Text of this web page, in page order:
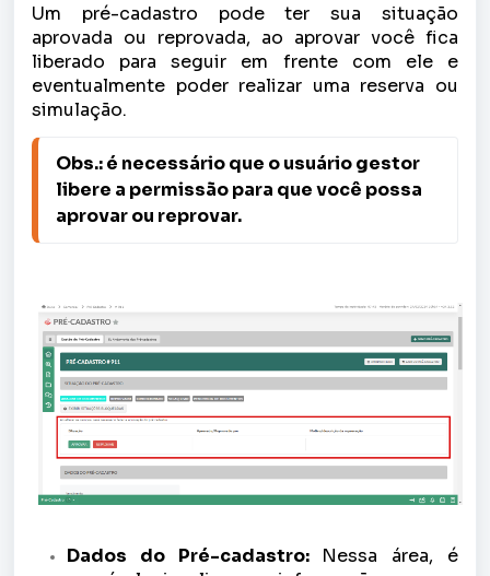
Um pré-cadastro pode ter sua situação
aprovada ou reprovada, ao aprovar você fica
liberado para seguir em frente com ele e
eventualmente poder realizar uma reserva ou
simulação.
Obs.: é necessário que o usuário gestor
libere a permissão para que você possa
aprovar ou reprovar.
Dados do Pré-cadastro:
Nessa área, é